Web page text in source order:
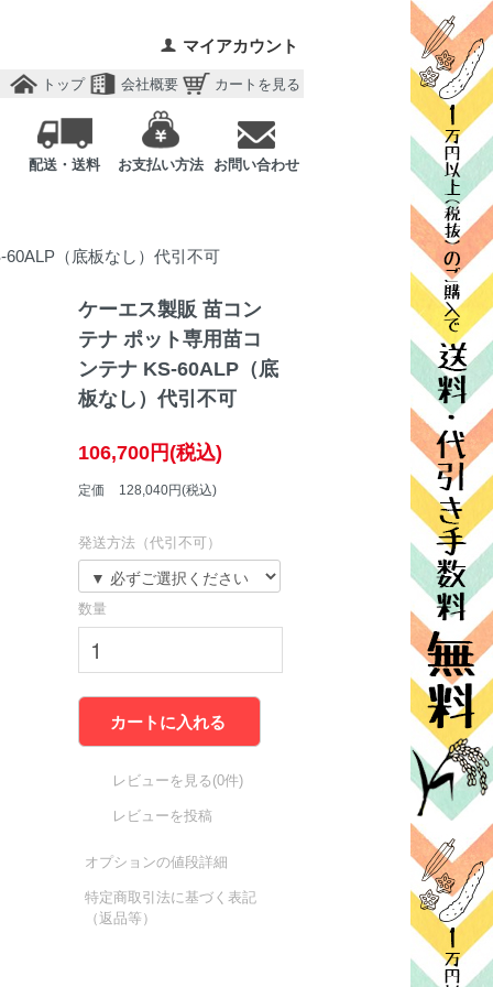
マイアカウント
トップ 会社概要 カートを見る
配送・送料 お支払い方法 お問い合わせ
（底板なし）代引不可
ケーエス製販 苗コン
テナ ポット専用苗コ
ンテナ KS-60ALP（底
板なし）代引不可
106,700円(税込)
定価 128,040円(税込)
発送方法（代引不可）
数量
カートに入れる
レビューを見る(0件)
レビューを投稿
オプションの値段詳細
特定商取引法に基づく表記
（返品等）